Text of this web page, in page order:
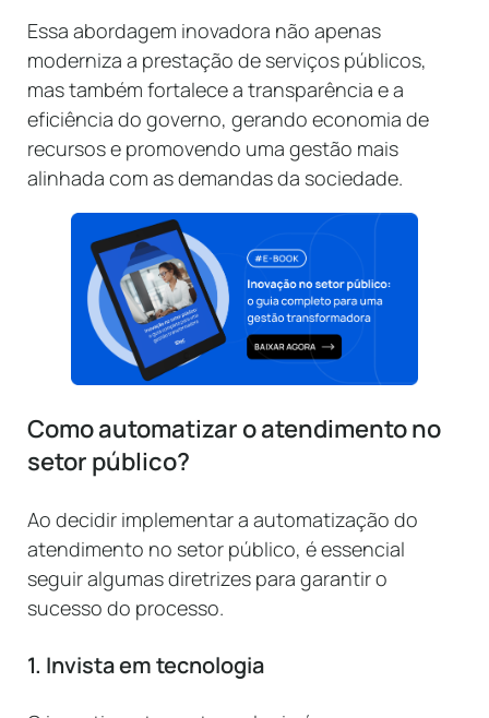
Essa abordagem inovadora não apenas
moderniza a prestação de serviços públicos,
mas também fortalece a transparência e a
eficiência do governo, gerando economia de
recursos e promovendo uma gestão mais
alinhada com as demandas da sociedade.
Como automatizar o atendimento no
setor público?
Ao decidir implementar a automatização do
atendimento no setor público, é essencial
seguir algumas diretrizes para garantir o
sucesso do processo.
1. Invista em tecnologia